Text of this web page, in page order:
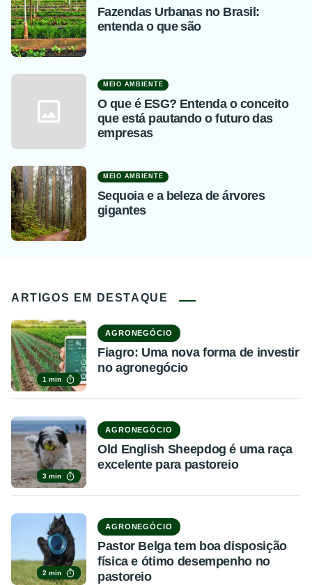
Fazendas Urbanas no Brasil:
entenda o que são
MEIO AMBIENTE
O que é ESG? Entenda o conceito
que está pautando o futuro das
empresas
MEIO AMBIENTE
Sequoia e a beleza de árvores
gigantes
ARTIGOS EM DESTAQUE
1 min
AGRONEGÓCIO
Fiagro: Uma nova forma de investir
no agronegócio
3 min
AGRONEGÓCIO
Old English Sheepdog é uma raça
excelente para pastoreio
2 min
AGRONEGÓCIO
Pastor Belga tem boa disposição
física e ótimo desempenho no
pastoreio